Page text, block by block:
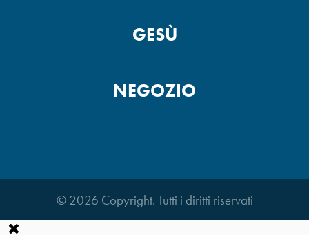
GESÙ
NEGOZIO
© 2026 Copyright. Tutti i diritti riservati